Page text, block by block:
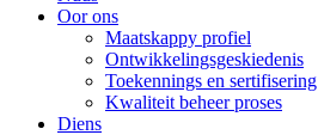
Oor ons
Maatskappy profiel
Ontwikkelingsgeskiedenis
Toekennings en sertifisering
Kwaliteit beheer proses
Diens